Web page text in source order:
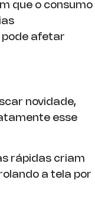
que o consumo
pode afetar
novidade,
esse
rápidas criam
a tela por